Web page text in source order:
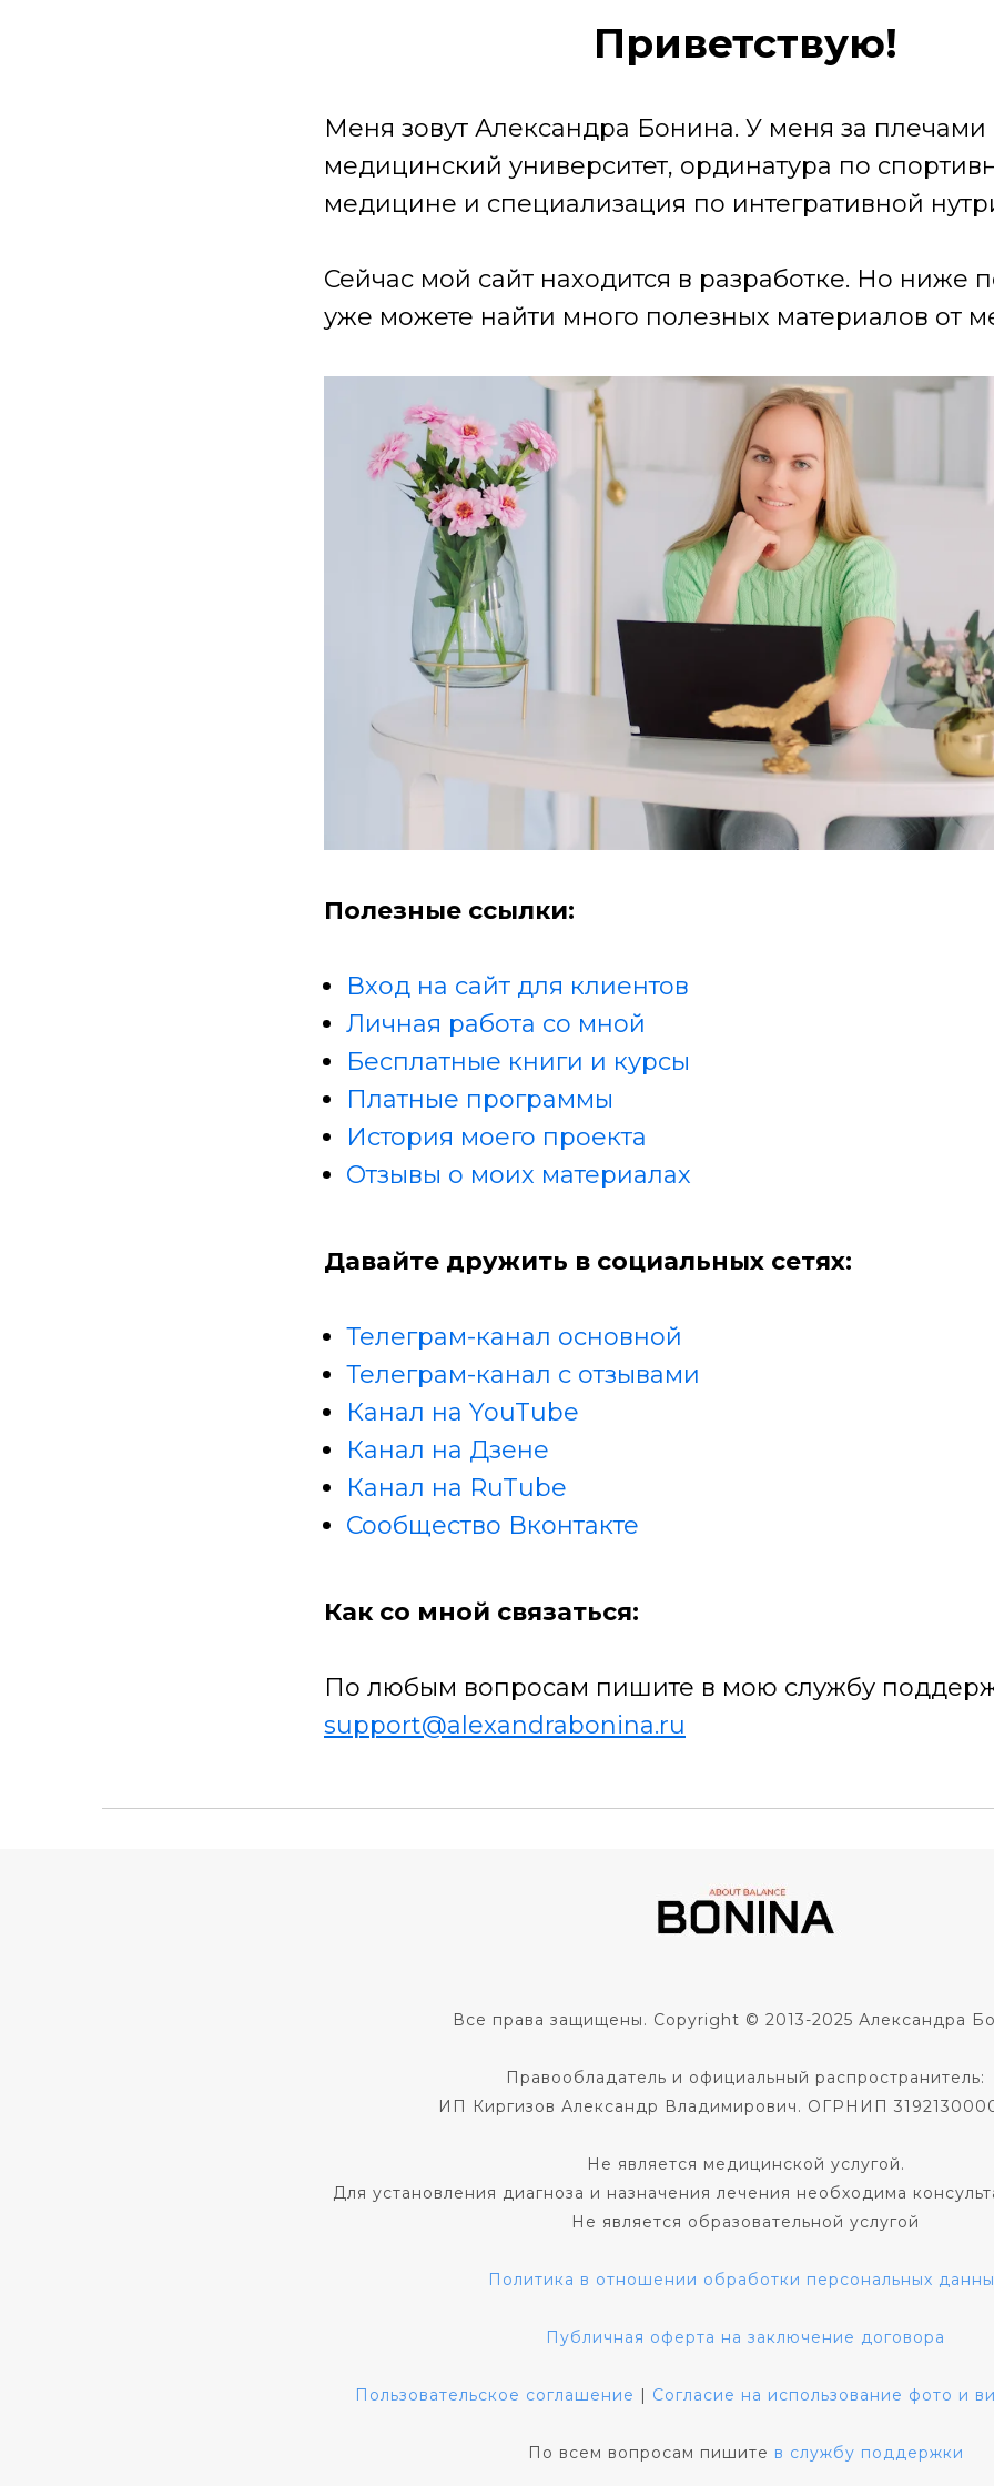
Приветствую!
Меня зовут Александра Бонина. У меня за плечами
медицинский университет, ординатура по
медицине и специализация по интегративной
Сейчас мой сайт находится в разработке. Но ниже
уже можете найти много полезных материалов от
Полезные ссылки:
Вход на сайт для клиентов
Личная работа со мной
Бесплатные книги и курсы
Платные программы
История моего проекта
Отзывы о моих материалах
Давайте дружить в социальных сетях:
Телеграм-канал основной
Телеграм-канал с отзывами
Канал на YouTube
Канал на Дзене
Канал на RuTube
Сообщество Вконтакте
Как со мной связаться:
По любым вопросам пишите в мою службу
support@alexandrabonina.ru
Все права защищены. Copyright © 2013-2025 Александра
Правообладатель и официальный распространитель:
ИП Киргизов Александр Владимирович. ОГРНИП
Не является медицинской услугой.
Для установления диагноза и назначения лечения необходима
Не является образовательной услугой
Политика в отношении обработки персональных
Публичная оферта на заключение договора
Пользовательское соглашение | Согласие на использование фото и
По всем вопросам пишите в службу поддержки